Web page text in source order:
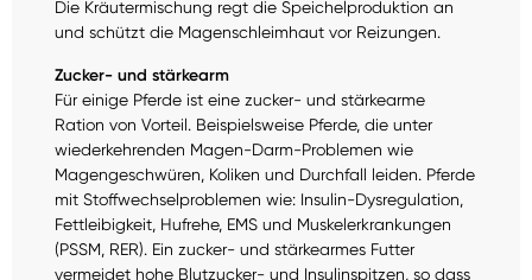
Die Kräutermischung regt die Speichelproduktion an
und schützt die Magenschleimhaut vor Reizungen.
Zucker- und stärkearm
Für einige Pferde ist eine zucker- und stärkearme
Ration von Vorteil. Beispielsweise Pferde, die unter
wiederkehrenden Magen-Darm-Problemen wie
Magengeschwüren, Koliken und Durchfall leiden. Pferde
mit Stoffwechselproblemen wie: Insulin-Dysregulation,
Fettleibigkeit, Hufrehe, EMS und Muskelerkrankungen
(PSSM, RER). Ein zucker- und stärkearmes Futter
vermeidet hohe Blutzucker- und Insulinspitzen, so dass